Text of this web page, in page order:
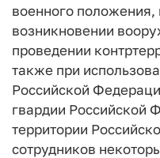
военного
возникновении
проведении
также при
Российской
гвардии Российской
территории
сотрудников